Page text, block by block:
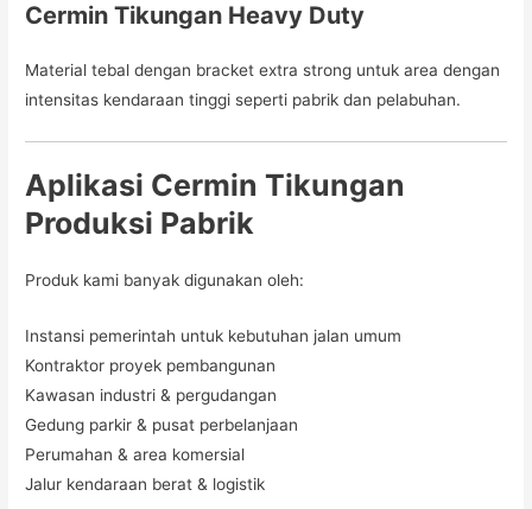
Cermin Tikungan Heavy Duty
Material tebal dengan bracket extra strong untuk area dengan
intensitas kendaraan tinggi seperti pabrik dan pelabuhan.
Aplikasi Cermin Tikungan
Produksi Pabrik
Produk kami banyak digunakan oleh:
Instansi pemerintah untuk kebutuhan jalan umum
Kontraktor proyek pembangunan
Kawasan industri & pergudangan
Gedung parkir & pusat perbelanjaan
Perumahan & area komersial
Jalur kendaraan berat & logistik